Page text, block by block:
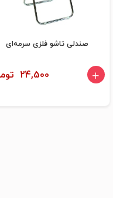
صندلی تاشو فلزی سرمه‌ای
24,500 تومان